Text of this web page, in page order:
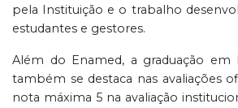
pela Instituição e o trabalho
estudantes e gestores.
Além do Enamed, a graduação em
também se destaca nas avaliações
nota máxima 5 na avaliação